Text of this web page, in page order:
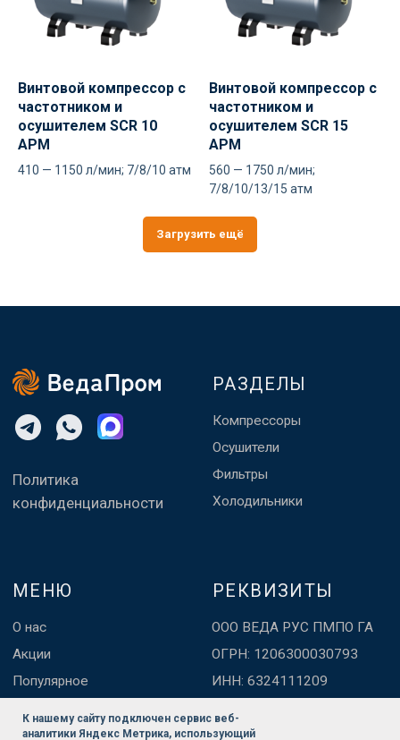
К нашему сайту подключен сервис веб-
аналитики Яндекс Метрика, использующий
Винтовой компрессор с
частотником и
осушителем SCR 10
APM
410 — 1150 л/мин; 7/8/10 атм
Винтовой компрессор с
частотником и
осушителем SCR 15
APM
560 — 1750 л/мин;
7/8/10/13/15 атм
Загрузить ещё